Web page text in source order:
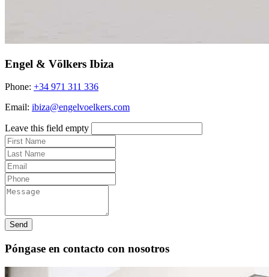
Engel & Völkers Ibiza
Phone: +34 971 311 336
Email: ibiza@engelvoelkers.com
Leave this field empty
Send
Póngase en contacto con nosotros